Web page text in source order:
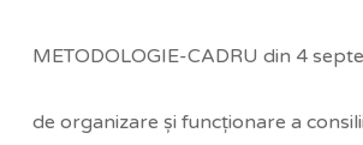
METODOLOGIE-CADRU din 4
de organizare şi funcţionare a